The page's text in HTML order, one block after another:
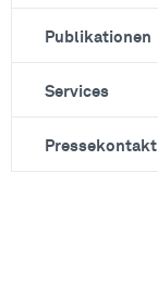
Publikationen
Services
Pressekontakt